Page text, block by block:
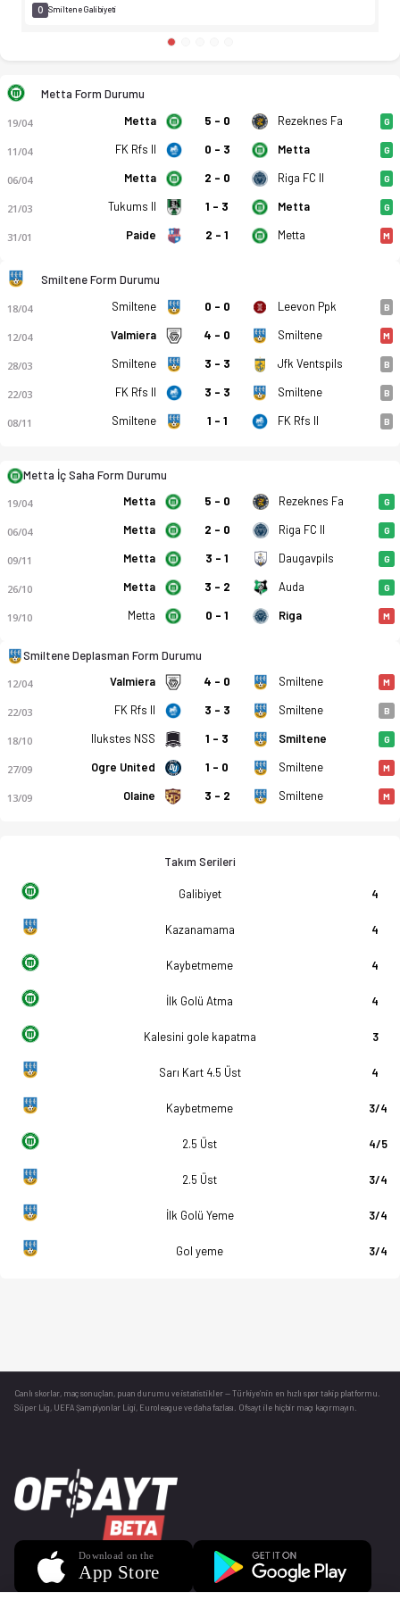
FK Metta - FK Smiltene/Bjss 8-0 bitti. Gol anları, kadro,
0 Smiltene Galibiyeti
Metta Form Durumu
19/04 Metta 5 - 0 Rezeknes Fa G
11/04 FK Rfs II 0 - 3 Metta G
06/04 Metta 2 - 0 Riga FC II G
21/03 Tukums II 1 - 3 Metta G
31/01 Paide 2 - 1 Metta M
Smiltene Form Durumu
18/04 Smiltene 0 - 0 Leevon Ppk B
12/04 Valmiera 4 - 0 Smiltene M
28/03 Smiltene 3 - 3 Jfk Ventspils B
22/03 FK Rfs II 3 - 3 Smiltene B
08/11 Smiltene 1 - 1 FK Rfs II B
Metta İç Saha Form Durumu
19/04 Metta 5 - 0 Rezeknes Fa G
06/04 Metta 2 - 0 Riga FC II G
09/11 Metta 3 - 1 Daugavpils G
26/10 Metta 3 - 2 Auda G
19/10 Metta 0 - 1 Riga M
Smiltene Deplasman Form Durumu
12/04 Valmiera 4 - 0 Smiltene M
22/03 FK Rfs II 3 - 3 Smiltene B
18/10 Ilukstes NSS 1 - 3 Smiltene G
27/09 Ogre United 1 - 0 Smiltene M
13/09 Olaine 3 - 2 Smiltene M
Takım Serileri
Galibiyet 4
Kazanamama 4
Kaybetmeme 4
İlk Golü Atma 4
Kalesini gole kapatma 3
Sarı Kart 4.5 Üst 4
Kaybetmeme 3/4
2.5 Üst 4/5
2.5 Üst 3/4
İlk Golü Yeme 3/4
Gol yeme 3/4
Canlı skorlar , maç sonuçları, puan durumu ve istatistikler — Türkiye’nin en hızlı spor takip platformu.
Süper Lig, UEFA Şampiyonlar Ligi, Euroleague ve daha fazlası. Ofsayt ile hiçbir maçı kaçırmayın.